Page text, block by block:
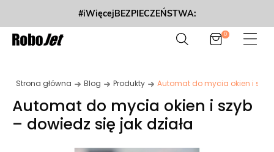
#iWięcejBEZPIECZEŃSTWA:
0
Strona główna Blog Produkty Automat do mycia okien i
Automat do mycia okien i szyb
– dowiedz się jak działa